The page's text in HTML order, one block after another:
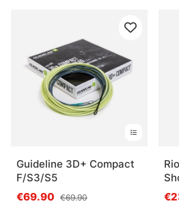
Guideline 3D+ Compact
F/S3/S5
€69.90 €69.90